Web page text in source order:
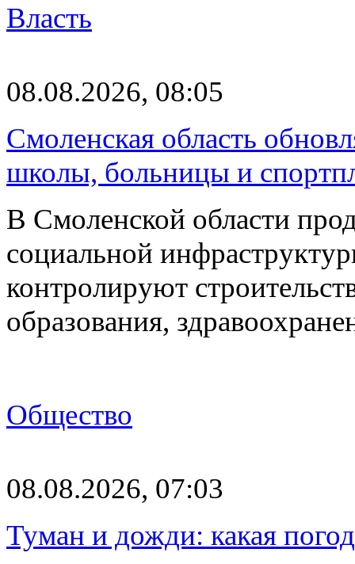
Власть
08.08.2026, 08:05
Смоленская область
школы, больницы и
В Смоленской области
социальной
контролируют
образования,
Общество
08.08.2026, 07:03
Туман и дожди: какая